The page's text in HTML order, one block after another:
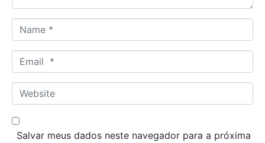
a
m
*
m
a
*
W
e
b
Salvar meus dados neste navegador para a próxima